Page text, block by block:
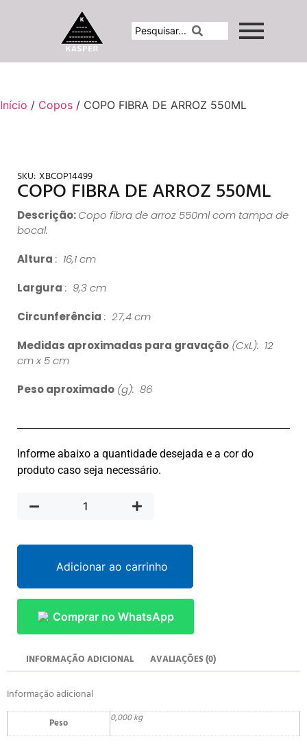
Início / Copos / COPO FIBRA DE ARROZ 550ML
SKU: XBCOP14499
COPO FIBRA DE ARROZ 550ML
Descrição:Copo fibra de arroz 550ml com tampa de
bocal.
Altura : 16,1 cm
Largura : 9,3 cm
Circunferência : 27,4 cm
Medidas aproximadas para gravação (CxL): 12
cm x 5 cm
Peso aproximado (g): 86
Informe abaixo a quantidade desejada e a cor do
produto caso seja necessário.
Adicionar ao carrinho
Comprar no WhatsApp
INFORMAÇÃO ADICIONAL AVALIAÇÕES (0)
Informação adicional
Peso 0,000 kg